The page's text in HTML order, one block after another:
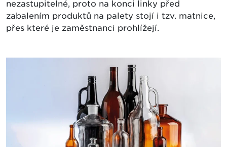
nezastupitelné, proto na konci linky před
zabalením produktů na palety stojí i tzv. matnice,
přes které je zaměstnanci prohlížejí.